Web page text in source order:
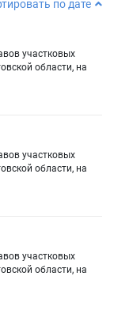
по дате
участковых
области, на
участковых
области, на
участковых
области, на